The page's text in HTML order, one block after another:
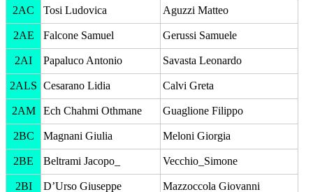
2AC Tosi Ludovica Aguzzi Matteo
2AE Falcone Samuel Gerussi Samuele
2AI Papaluco Antonio Savasta Leonardo
2ALS Cesarano Lidia Calvi Greta
2AM Ech Chahmi Othmane Guaglione Filippo
2BC Magnani Giulia Meloni Giorgia
2BE Beltrami Jacopo_ Vecchio_Simone
2BI D’Urso Giuseppe Mazzoccola Giovanni